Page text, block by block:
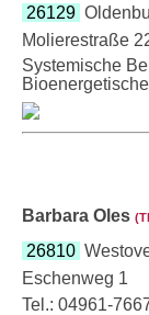
26129
Molierestraße
Systemische
Barbara Oles
26810
Eschenweg 1
Tel.: 04961-